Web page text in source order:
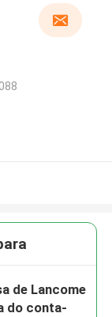
de Lancome
do conta-